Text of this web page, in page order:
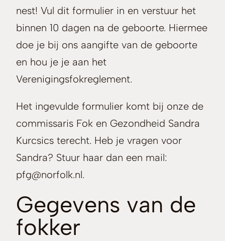
nest! Vul dit formulier in en verstuur het
binnen 10 dagen na de geboorte. Hiermee
doe je bij ons aangifte van de geboorte
en hou je je aan het
Verenigingsfokreglement.
Het ingevulde formulier komt bij onze de
commissaris Fok en Gezondheid Sandra
Kurcsics terecht. Heb je vragen voor
Sandra? Stuur haar dan een mail:
pfg@norfolk.nl.
Gegevens van de
fokker